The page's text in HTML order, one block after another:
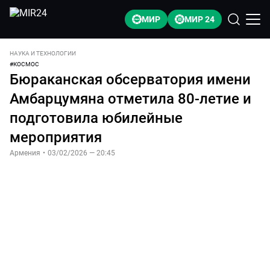
МИР МИР 24
НАУКА И ТЕХНОЛОГИИ
#КОСМОС
Бюраканская обсерватория имени
Амбарцумяна отметила 80-летие и
подготовила юбилейные
мероприятия
Армения • 03/02/2026 — 20:45